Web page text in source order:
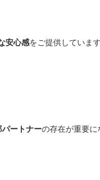
安心感をご提供していま
ートナーの存在が重要に